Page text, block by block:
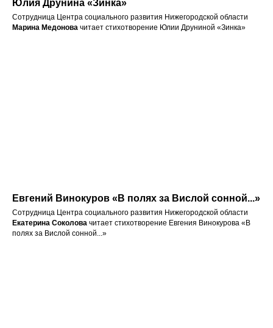
Юлия Друнина «Зинка»
Сотрудница Центра социального развития Нижегородской области
Марина Медонова читает стихотворение Юлии Друниной «Зинка»
Евгений Винокуров «В полях за Вислой сонной...»
Сотрудница Центра социального развития Нижегородской области
Екатерина Соколова читает стихотворение Евгения Винокурова «В
полях за Вислой сонной...»